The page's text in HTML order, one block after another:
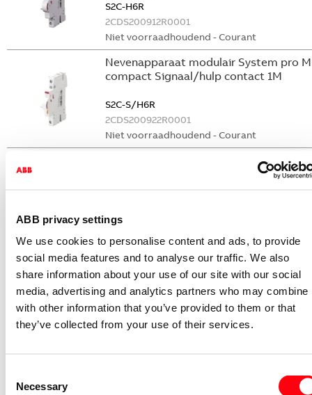
ABB privacy settings
We use cookies to personalise content and ads, to provide
social media features and to analyse our traffic. We also
share information about your use of our site with our social
media, advertising and analytics partners who may combine
with other information that you’ve provided to them or that
they’ve collected from your use of their services.
Selection
Necessary
S2C-H6R
2CDS200912R0001
Niet voorraadhoudend - Courant
Nevenapparaat modulair System pro M
compact Signaal/hulp contact 1M
S2C-S/H6R
2CDS200922R0001
Niet voorraadhoudend - Courant
Nevenapparaat modulair System pro M
2CDS200946R0001
Nevenapparaat modulair System pro M
compact Hulpcontact 1M+1V
2CDS200936R0001
Niet voorraadhoudend - Courant